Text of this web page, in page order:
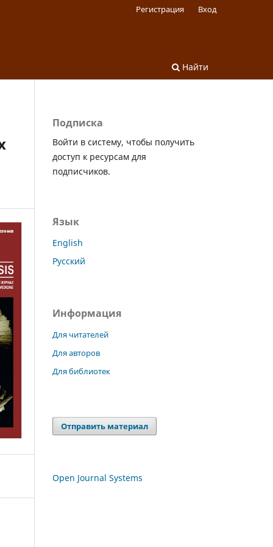
Найти
Регистрация Вход
Подписка
Войти в систему, чтобы получить
доступ к ресурсам для
подписчиков.
Язык
English
Русский
Информация
Для читателей
Для авторов
Для библиотек
Отправить материал
Open Journal Systems